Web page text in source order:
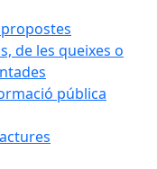
de les queixes o
pública